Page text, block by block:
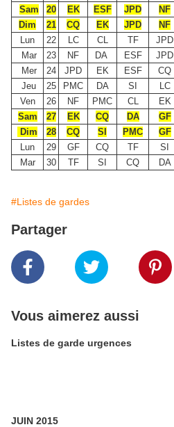
Sam
20 EK ESF JPD NF
Dim
21 CQ EK JPD NF
Lun
22 LC CL TF JPD
Mar
23 NF DA ESF JPD
Mer
24 JPD EK ESF CQ
Jeu
25 PMC DA SI LC
Ven
26 NF PMC CL EK
Sam
27 EK CQ DA GF
Dim
28 CQ SI PMC GF
Lun
29 GF CQ TF SI
Mar
30 TF SI CQ DA
#Listes de gardes
Partager
Vous aimerez aussi
Listes de garde urgences
JUIN 2015